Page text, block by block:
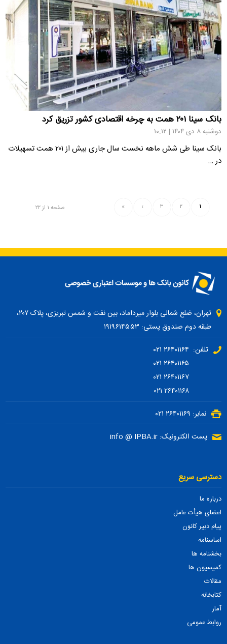
بانک سینا ۲۰۱ همت به چرخه اقتصادی کشور تزریق کرد
دوشنبه ۸ دی ۱۴۰۴ | ۱۰:۱۲
بانک سینا طی شش ماهه نخست سال جاری بیش از ۲۰۱ همت تسهیلات
در …
صفحه ۱ از ۲۲ ۱ ۲ ۳ ›
»
تهران، ضلع شمالی بلوار میرداماد، بین نفت و شمس تبریزی، پلاک ۲۰۷،
طبقه دوم صندوق پستی: ۱۹۱۹۶۱۴۵۵۳
تلفن: ۲۶۴۰۱۱۶۴ ۰۲۱
۲۶۴۰۱۱۶۷ ۰۲۱
۲۶۴۰۱۱۶۸ ۰۲۱
نمابر: ۲۶۴۰۱۱۶۹ ۰۲۱
پست الکترونیک: info @ IPBA.ir
دسترسی سریع
درباره ما
اعضای هیأت عامل
پیام دبیر کانون
اساسنامه
بخشنامه ها
کمیسیون ها
مقالات
کتابخانه
آمار
روابط عمومی